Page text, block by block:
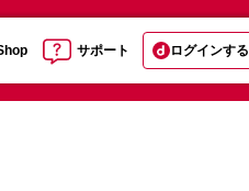
サポート ログインする